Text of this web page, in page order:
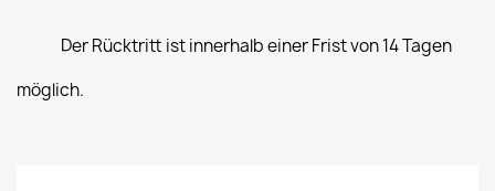
Der Rücktritt ist innerhalb einer Frist von 14 Tagen
möglich.